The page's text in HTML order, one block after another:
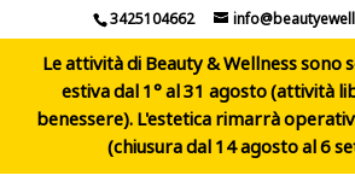
3425104662
Le attività di Beauty & Wellness sono
estiva dal 1° al 31 agosto (attività
benessere). L'estetica rimarrà
(chiusura dal 14 agosto al 6